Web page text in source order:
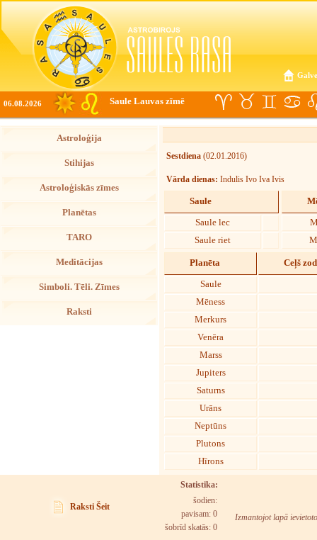
06.08.2026 Saule Lauvas zīmē
Astroloģija
Stihijas
Astroloģiskās zīmes
Planētas
TARO
Meditācijas
Simboli. Tēli. Zīmes
Raksti
Sestdiena (02.01.2016)
Vārda dienas: Indulis Ivo Iva Ivis
Saule
Saule lec
Saule riet
Planēta Ceļš
Saule
Mēness
Merkurs
Venēra
Marss
Jupiters
Saturns
Urāns
Neptūns
Plutons
Hīrons
Raksti Šeit
Statistika:
šodien:
pavisam: 0
šobrīd skatās: 0
Izmantojot lapā